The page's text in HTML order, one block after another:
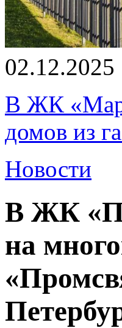
02.12.2025
В ЖК
домов из
Новости
В ЖК
на